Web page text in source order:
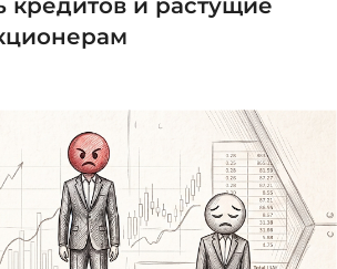
кредитов и растущие